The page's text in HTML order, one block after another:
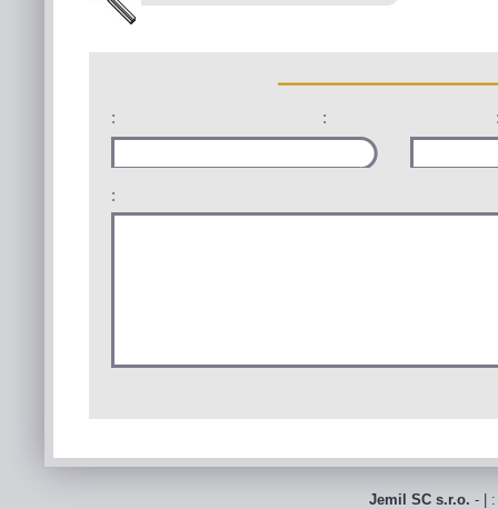
: :
:
Jemil SC s.r.o. - |